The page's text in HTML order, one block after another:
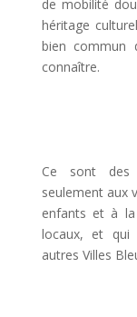
de mobilité
héritage
bien commun
connaître.
Ce sont des
seulement aux
enfants et à la
locaux, et qui
autres Villes